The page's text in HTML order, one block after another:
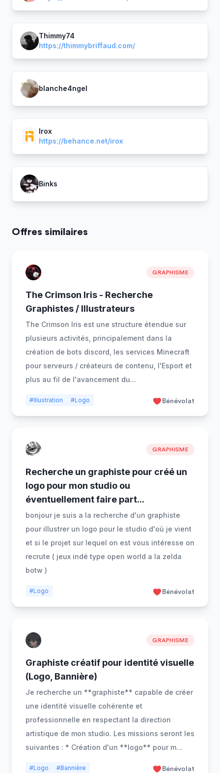
Thimmy74
https://thimmybriffaud.com/
blanche4ngel
Irox
https://behance.net/irox
Binks
Offres similaires
GRAPHISME
The Crimson Iris - Recherche
Graphistes / Illustrateurs
The Crimson Iris est une structure étendue sur
plusieurs activités, principalement dans la
création de bots discord, les services Minecraft
pour serveurs / créateurs de contenu, l'Esport et
plus au fil de l'avancement du...
#Illustration #Logo Bénévolat
GRAPHISME
Recherche un graphiste pour créé un
logo pour mon studio ou
éventuellement faire part...
bonjour je suis a la recherche d'un graphiste
pour illustrer un logo pour le studio d'où je vient
et si le projet sur lequel on est vous intéresse on
recrute ( jeux indé type open world a la zelda
botw )
#Logo Bénévolat
GRAPHISME
Graphiste créatif pour identité visuelle
(Logo, Bannière)
Je recherche un **graphiste** capable de créer
une identité visuelle cohérente et
professionnelle en respectant la direction
artistique de mon studio. Les missions seront les
suivantes : * Création d'un **logo** pour m...
#Logo #Bannière Bénévolat